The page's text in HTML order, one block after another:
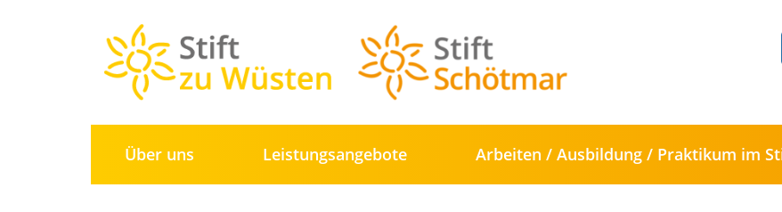
Über uns Leistungs­angebote Arbeiten / Ausbildung / Praktikum im